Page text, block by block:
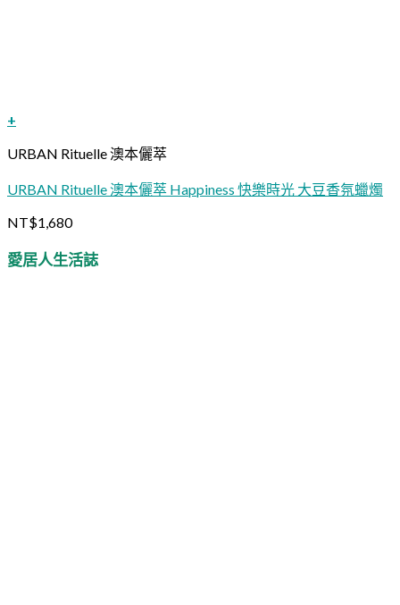
+
URBAN Rituelle 澳本儷萃
URBAN Rituelle 澳本儷萃 Happiness 快樂時光 大豆香氛蠟燭
NT$1,680
愛居人生活誌